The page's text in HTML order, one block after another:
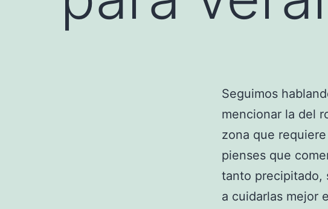
Seguimos
mencionar la del
zona que
pienses que
tanto precipitado,
a cuidarlas mejor